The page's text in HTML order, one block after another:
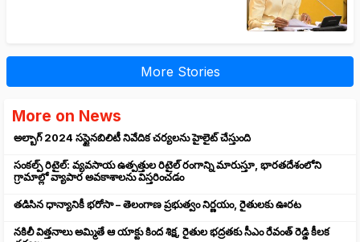
More Stories
More on News
అల్బాగ్ 2024 సస్టైనబిలిటీ నివేదిక చర్యలను హైలైట్ చేస్తుంది
సంకల్ప్ రిటైల్: వ్యవసాయ ఉత్పత్తుల రిటైల్ రంగాన్ని మారుస్తూ, భారతదేశంలోని
గ్రామాల్లో వ్యాపార అవకాశాలను విస్తరించడం
తడిసిన ధాన్యానికీ భరోసా – తెలంగాణ ప్రభుత్వం నిర్ణయం, రైతులకు ఊరట
నకిలీ విత్తనాలు అమ్మితే ఆ యాక్టు కింద శిక్ష, రైతుల భద్రతకు సీఎం రేవంత్ రెడ్డి కీలక